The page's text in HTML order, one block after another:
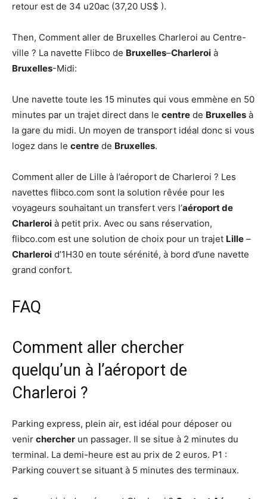
retour est de 34 u20ac (37,20 US$ ).
Then, Comment aller de Bruxelles Charleroi au Centre-
ville ? La navette Flibco de Bruxelles–Charleroi à
Bruxelles-Midi:
Une navette toute les 15 minutes qui vous emmène en 50
minutes par un trajet direct dans le centre de Bruxelles à
la gare du midi. Un moyen de transport idéal donc si vous
logez dans le centre de Bruxelles.
Comment aller de Lille à l’aéroport de Charleroi ? Les
navettes flibco.com sont la solution rêvée pour les
voyageurs souhaitant un transfert vers l’aéroport de
Charleroi à petit prix. Avec ou sans réservation,
flibco.com est une solution de choix pour un trajet Lille –
Charleroi d’1H30 en toute sérénité, à bord d’une navette
grand confort.
FAQ
Comment aller chercher
quelqu’un à l’aéroport de
Charleroi ?
Parking express, plein air, est idéal pour déposer ou
venir chercher un passager. Il se situe à 2 minutes du
terminal. La demi-heure est au prix de 2 euros. P1 :
Parking couvert se situant à 5 minutes des terminaux.